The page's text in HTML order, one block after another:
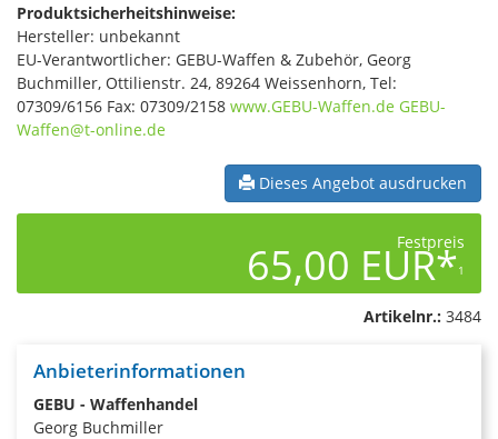
Produktsicherheitshinweise:
Hersteller: unbekannt
EU-Verantwortlicher: GEBU-Waffen & Zubehör, Georg
Buchmiller, Ottilienstr. 24, 89264 Weissenhorn, Tel:
07309/6156 Fax: 07309/2158 www.GEBU-Waffen.de GEBU-
Waffen@t-online.de
Dieses Angebot ausdrucken
Festpreis
65,00 EUR*1
Artikelnr.: 3484
Anbieterinformationen
GEBU - Waffenhandel
Georg Buchmiller